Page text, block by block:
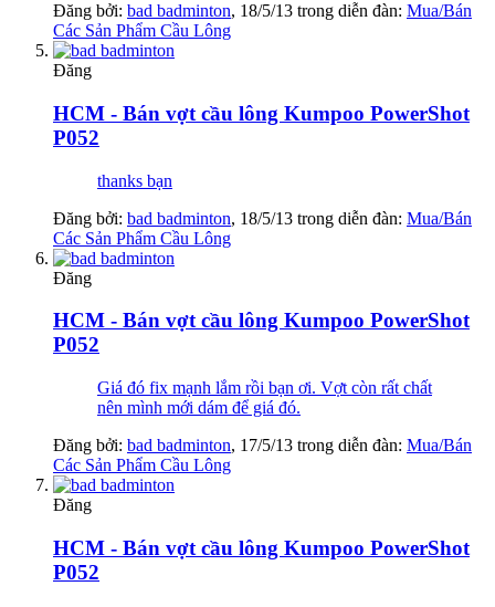
Đăng bởi: bad badminton, 18/5/13 trong diễn đàn: Mua/Bán
Các Sản Phẩm Cầu Lông
Đăng
HCM - Bán vợt cầu lông Kumpoo PowerShot
P052
thanks bạn
Đăng bởi: bad badminton, 18/5/13 trong diễn đàn: Mua/Bán
Các Sản Phẩm Cầu Lông
Đăng
HCM - Bán vợt cầu lông Kumpoo PowerShot
P052
Giá đó fix mạnh lắm rồi bạn ơi. Vợt còn rất chất
nên mình mới dám để giá đó.
Đăng bởi: bad badminton, 17/5/13 trong diễn đàn: Mua/Bán
Các Sản Phẩm Cầu Lông
Đăng
HCM - Bán vợt cầu lông Kumpoo PowerShot
P052